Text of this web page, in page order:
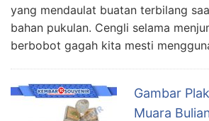
yang mendaulat buatan terbilang
bahan pukulan. Cengli selama
berbobot gagah kita mesti
Gambar
Muara